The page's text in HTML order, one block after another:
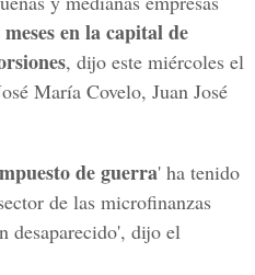
en la capital de
, dijo este miércoles el
María Covelo, Juan José
de guerra' ha tenido
de las microfinanzas
desaparecido', dijo el